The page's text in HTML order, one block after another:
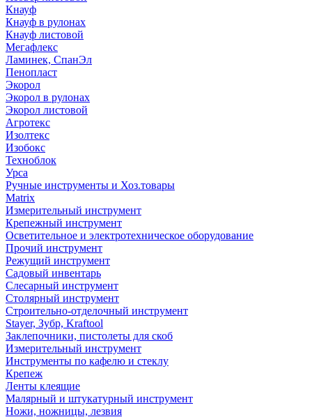
Кнауф
Кнауф в рулонах
Кнауф листовой
Мегафлекс
Ламинек, СпанЭл
Пенопласт
Экорол
Экорол в рулонах
Экорол листовой
Агротекс
Изолтекс
Изобокс
Техноблок
Урса
Ручные инструменты и Хоз.товары
Matrix
Измерительный инструмент
Крепежный инструмент
Осветительное и электротехническое оборудование
Прочий инструмент
Режущий инструмент
Садовый инвентарь
Слесарный инструмент
Столярный инструмент
Строительно-отделочный инструмент
Stayer, Зубр, Kraftool
Заклепочники, пистолеты для скоб
Измерительный инструмент
Инструменты по кафелю и стеклу
Крепеж
Ленты клеящие
Малярный и штукатурный инструмент
Ножи, ножницы, лезвия